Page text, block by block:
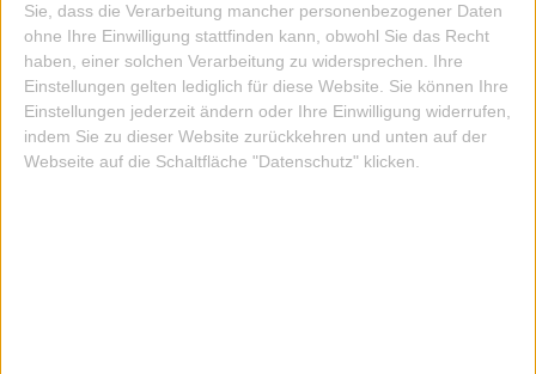
Sie, dass die Verarbeitung mancher personenbezogener Daten
ohne Ihre Einwilligung stattfinden kann, obwohl Sie das Recht
haben, einer solchen Verarbeitung zu widersprechen. Ihre
Einstellungen gelten lediglich für diese Website. Sie können Ihre
Einstellungen jederzeit ändern oder Ihre Einwilligung widerrufen,
indem Sie zu dieser Website zurückkehren und unten auf der
Webseite auf die Schaltfläche "Datenschutz" klicken.